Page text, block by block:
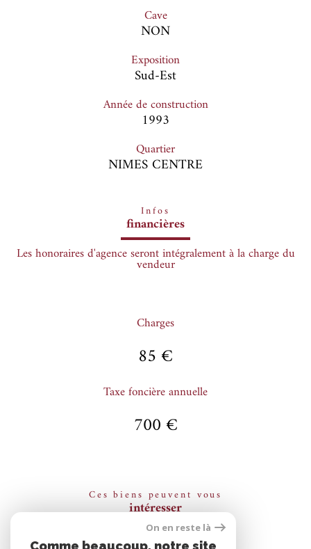
Cave
NON
Exposition
Sud-Est
Année de construction
1993
Quartier
NIMES CENTRE
Infos
financières
Les honoraires d'agence seront intégralement à la charge du
vendeur
Charges
85 €
Taxe foncière annuelle
700 €
Ces biens peuvent vous
intéresser
On en reste là
Comme beaucoup, notre site